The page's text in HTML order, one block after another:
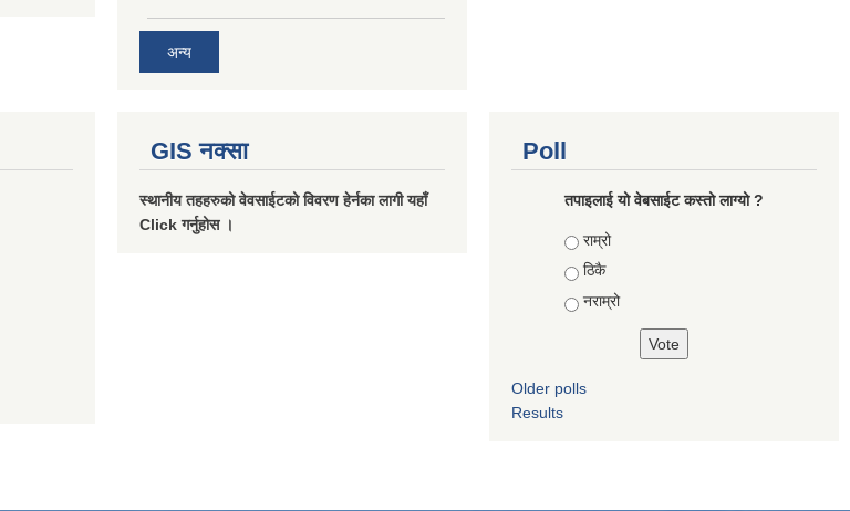
अन्य
GIS नक्सा
स्थानीय तहहरुको वेवसाईटको विवरण हेर्नका लागी यहाँ
Click गर्नुहोस ।
Poll
तपाइलाई यो वेबसाईट कस्तो लाग्यो ?
Choices
राम्रो
ठिकै
नराम्रो
Older polls
Results